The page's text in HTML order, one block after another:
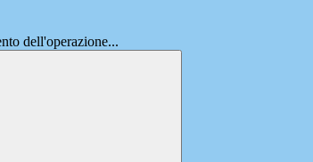
dell'operazione...